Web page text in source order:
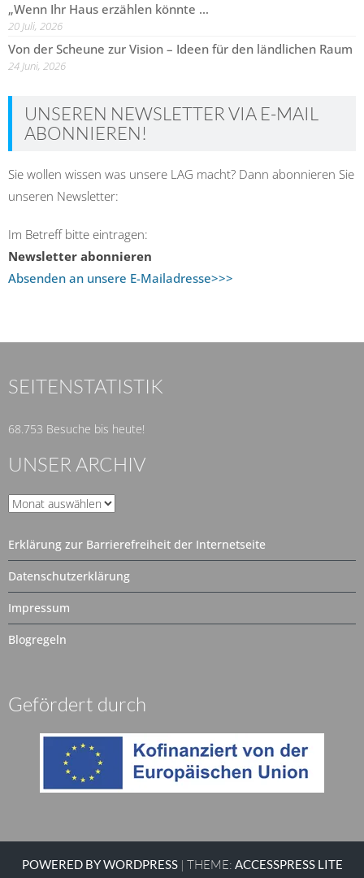
„Wenn Ihr Haus erzählen könnte …
20 Juli, 2026
Von der Scheune zur Vision – Ideen für den ländlichen Raum
24 Juni, 2026
UNSEREN NEWSLETTER VIA E-MAIL
ABONNIEREN!
Sie wollen wissen was unsere LAG macht? Dann abonnieren Sie
unseren Newsletter:
Im Betreff bitte eintragen:
Newsletter abonnieren
Absenden an unsere E-Mailadresse>>>
SEITENSTATISTIK
68.753 Besuche bis heute!
UNSER ARCHIV
Unser
Erklärung zur Barrierefreiheit der Internetseite
Datenschutzerklärung
Impressum
Blogregeln
Gefördert durch
POWERED BY WORDPRESS | THEME: ACCESSPRESS LITE